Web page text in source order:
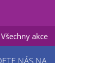
Všechny akce
NÁS NA